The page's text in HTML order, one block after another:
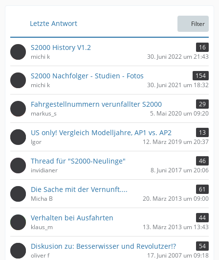
e
t
r
ä
g
e
Letzte Antwort Filter
S2000 History V1.2
16
michi k
30. Juni 2022 um 21:43
S2000 Nachfolger - Studien - Fotos
154
michi k
30. Juni 2021 um 18:32
Fahrgestellnummern verunfallter S2000
29
markus_s
5. Mai 2020 um 09:20
US only! Vergleich Modelljahre, AP1 vs. AP2
13
Igor
12. März 2019 um 20:37
Thread für "S2000-Neulinge"
46
invidianer
8. Juni 2017 um 20:06
Die Sache mit der Vernunft....
61
Micha B
20. März 2013 um 09:00
Verhalten bei Ausfahrten
44
klaus_m
13. März 2013 um 13:43
Diskusion zu: Besserwisser und Revolutzer!?
54
oliver f
17. Juni 2007 um 09:18